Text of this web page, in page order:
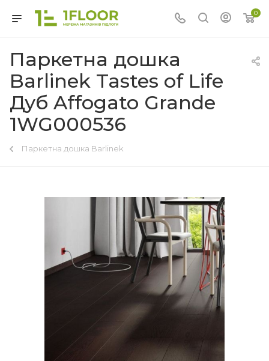
0
Паркетна дошка
Barlinek Tastes of Life
Дуб Affogato Grande
1WG000536
Паркетна дошка Barlinek